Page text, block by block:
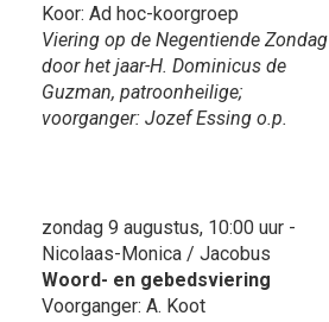
Koor: Ad hoc-koorgroep
Viering op de Negentiende Zondag
door het jaar-H. Dominicus de
Guzman, patroonheilige;
voorganger: Jozef Essing o.p.
zondag 9 augustus, 10:00 uur -
Nicolaas-Monica / Jacobus
Woord- en gebedsviering
Voorganger: A. Koot